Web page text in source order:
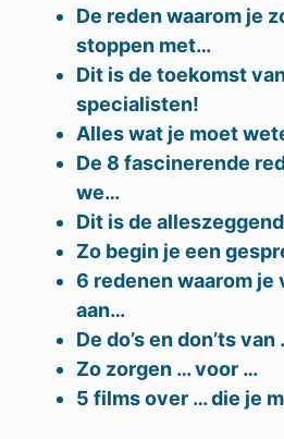
De reden waarom je
stoppen met…
Dit is de toekomst
specialisten!
Alles wat je moet
De 8 fascinerende
we…
Dit is de
Zo begin je een
6 redenen waarom je
aan…
De do’s en don’ts van
Zo zorgen … voor …
5 films over … die je